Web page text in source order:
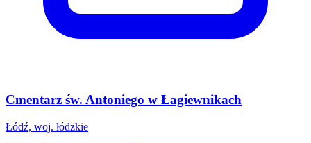
Cmentarz św. Antoniego w Łagiewnikach
Łódź, woj. łódzkie